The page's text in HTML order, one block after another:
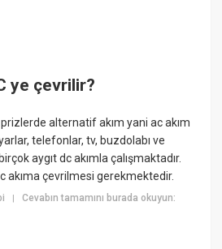
ye çevrilir?
prizlerde alternatif akım yani ac akım
telefonlar, tv, buzdolabı ve
aygıt dc akımla çalışmaktadır.
akıma çevrilmesi gerekmektedir.
|Cevabın tamamını burada okuyun: